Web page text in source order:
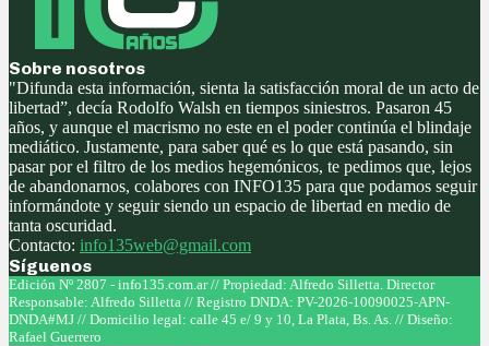
Sobre nosotros
"Difunda esta información, sienta la satisfacción moral de un acto de
libertad”, decía Rodolfo Walsh en tiempos siniestros. Pasaron 45
años, y aunque el macrismo no este en el poder continúa el blindaje
mediático. Justamente, para saber qué es lo que está pasando, sin
pasar por el filtro de los medios hegemónicos, te pedimos que, lejos
de abandonarnos, colabores con INFO135 para que podamos seguir
informándote y seguir siendo un espacio de libertad en medio de
tanta oscuridad.
Contacto: info135web@gmail.com
Síguenos
Facebook
Twitter
Instagram
Youtube
Edición Nº 2807 - info135.com.ar // Propiedad: Alfredo Silletta. Director
Responsable: Alfredo Silletta // Registro DNDA: PV-2026-10090025-APN-
DNDA#MJ // Domicilio legal: calle 45 e/ 9 y 10, La Plata, Bs. As. // Diseño:
Rafael Guerrero